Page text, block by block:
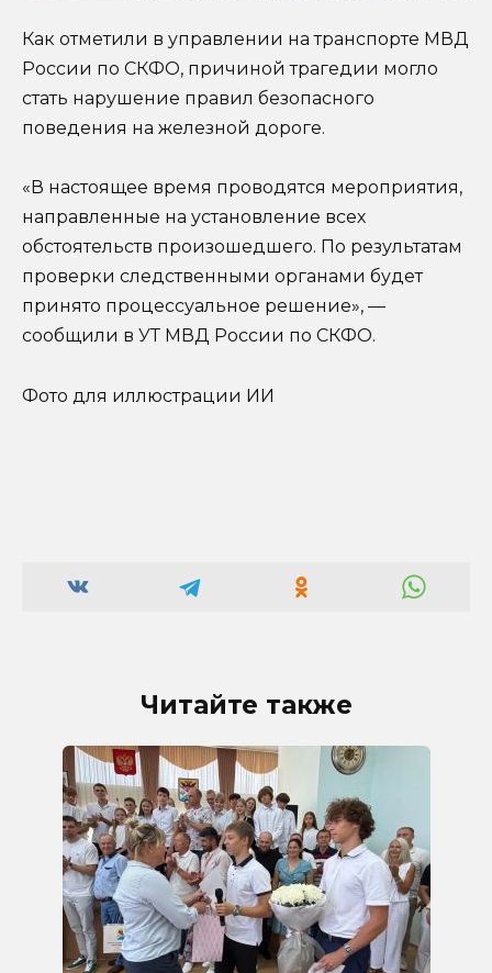
Как отметили в управлении на транспорте МВД
России по СКФО, причиной трагедии могло
стать нарушение правил безопасного
поведения на железной дороге.
«В настоящее время проводятся мероприятия,
направленные на установление всех
обстоятельств произошедшего. По результатам
проверки следственными органами будет
принято процессуальное решение», —
сообщили в УТ МВД России по СКФО.
Фото для иллюстрации ИИ
Читайте также